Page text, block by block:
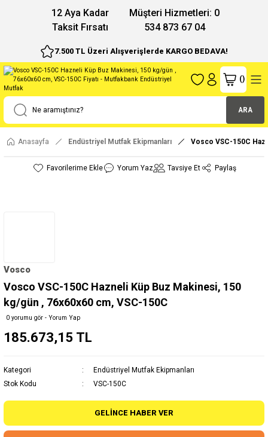
12 Aya Kadar
Taksit Fırsatı
Müşteri Hizmetleri: 0
534 873 67 04
7.500 TL Üzeri Alışverişlerde KARGO BEDAVA!
ARA
()
Anasayfa Endüstriyel Mutfak Ekipmanları Vosco VSC-150C
Yorum Yaz Tavsiye Et Paylaş
Vosco
Vosco VSC-150C Hazneli Küp Buz Makinesi, 150
kg/gün , 76x60x60 cm, VSC-150C
0 yorumu gör - Yorum Yap
185.673,15 TL
Kategori
Endüstriyel Mutfak Ekipmanları
Stok Kodu
VSC-150C
GELINCE HABER VER